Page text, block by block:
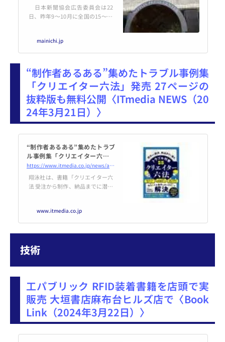
日本新聞協会広告委員会は22
日、昨年9～10月に全国の15～79
調査した結果、新聞とインター
ネットは特長を補完し合う関係に
広告活動で新聞とネットを組み合
わせれば、効果の増幅が期待でき
るとしている。
mainichi.jp
“制作者あるある”集めたトラブル事例集
「クリエイター六法」発売 27ページの
抜粋版も無料公開〈ITmedia NEWS（20
24年3月21日）〉
“制作者あるある”集めたトラブ
ル事例集「クリエイター六法」
発売 27ページの抜粋版も無料
公開
https://www.itmedia.co.jp/news/articles/2403/21/news139.html
翔泳社は、書籍「クリエイター六
法 受注から制作、納品までに潜む
ラブル対策法をまとめたクリエイ
ター向けの1冊。
www.itmedia.co.jp
技術
工パブリック RFID装着書籍を店頭で実
販売 大垣書店麻布台ヒルズ店で〈Book
Link（2024年3月22日）〉